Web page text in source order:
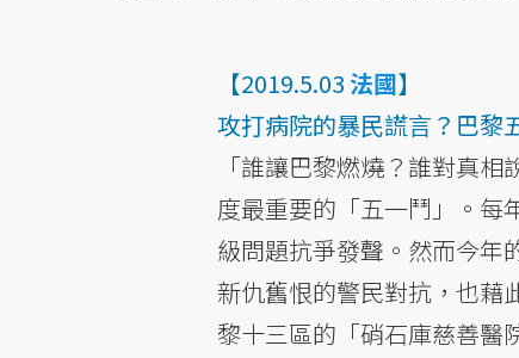
【2019.5.03 法國】
攻打病院的暴民謊言？巴黎
「誰讓巴黎燃燒？誰對真
度最重要的「五一鬥」。每
級問題抗爭發聲。然而今年
新仇舊恨的警民對抗，也
黎十三區的「硝石庫慈善醫